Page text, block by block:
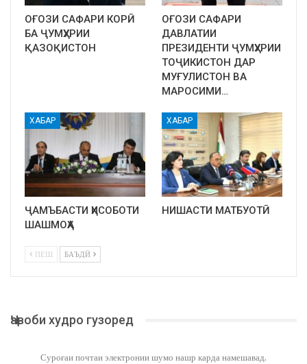
ОҒОЗИ САФАРИ КОРӢ
БА ҶУМҲУРИИ
ҚАЗОҚИСТОН
ОҒОЗИ САФАРИ
ДАВЛАТИИ
ПРЕЗИДЕНТИ ҶУМҲУРИИ
ТОҶИКИСТОН ДАР
МУҒУЛИСТОН ВА
МАРОСИМИ…
ХАБАР
ҶАМЪБАСТИ ҲИСОБОТИ
ШАШМОҲА
ХАБАР
НИШАСТИ МАТБУОТӢ
ПЕШ БАЪДӢ
Ҷавоби худро гузоред
Суроғаи почтаи электронии шумо нашр карда намешавад.